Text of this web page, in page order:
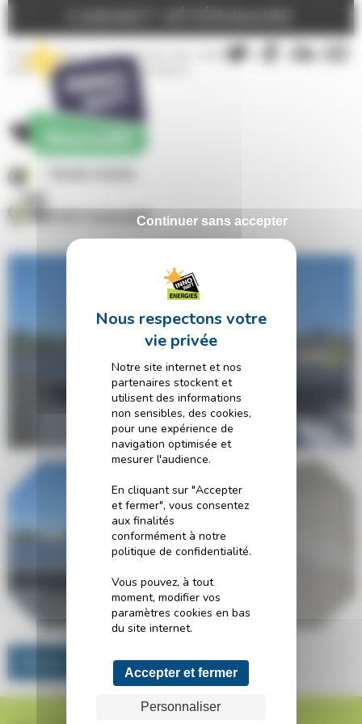
Vente totale sur le cabinet des vétérinaires . Installation
avec optimiseurs de puissance.
175 m²
53240 Andouillé
Panneau de gestion des cookies
Notre site internet et nos
partenaires stockent et
utilisent des informations
non sensibles, des cookies,
pour une expérience de
navigation optimisée et
mesurer l'audience.
En cliquant sur "Accepter
et fermer", vous consentez
aux finalités
conformément à notre
politique de confidentialité.
Vous pouvez, à tout
moment, modifier vos
paramètres cookies en bas
du site internet.
Accepter et fermer
Continuer sans accepter
Personnaliser